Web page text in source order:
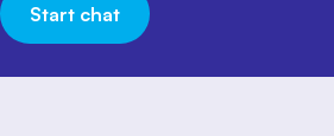
Start chat